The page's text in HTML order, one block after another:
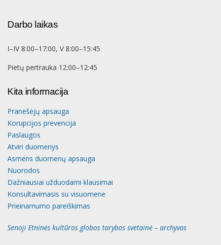
Darbo laikas
I–IV 8:00–17:00, V 8:00–15:45
Pietų pertrauka 12:00–12:45
Kita informacija
Pranešėjų apsauga
Korupcijos prevencija
Paslaugos
Atviri duomenys
Asmens duomenų apsauga
Nuorodos
Dažniausiai užduodami klausimai
Konsultavimasis su visuomene
Prieinamumo pareiškimas
Senoji Etninės kultūros globos tarybos svetainė – archyvas